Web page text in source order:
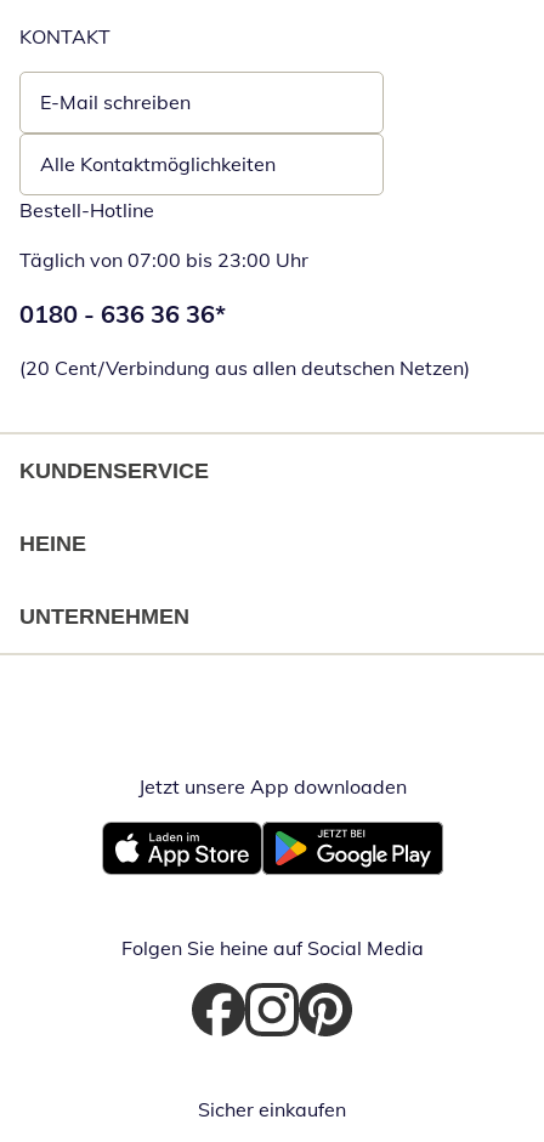
KONTAKT
E-Mail schreiben
Öffnet E-Mail-Client
Alle Kontaktmöglichkeiten
Bestell-Hotline
Täglich von 07:00 bis 23:00 Uhr
Telefonnummer:
0180 - 636 36 36*
(20 Cent/Verbindung aus allen deutschen Netzen)
KUNDENSERVICE
HEINE
UNTERNEHMEN
Jetzt unsere App downloadenÖffnet in
Öffnet in neuem FensterÖffnet in neuem Fenster
Folgen Sie heine auf Social Media
Öffnet in neuem Fenster
Öffnet in neuem Fenster
Öffnet in neuem Fenster
Sicher einkaufen